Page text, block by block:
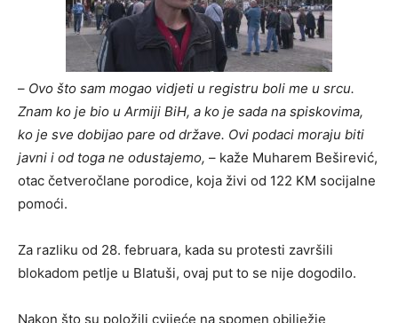
– Ovo što sam mogao vidjeti u registru boli me u srcu.
Znam ko je bio u Armiji BiH, a ko je sada na spiskovima,
ko je sve dobijao pare od države. Ovi podaci moraju biti
javni i od toga ne odustajemo, – kaže Muharem Beširević,
otac četveročlane porodice, koja živi od 122 KM socijalne
pomoći.
Za razliku od 28. februara, kada su protesti završili
blokadom petlje u Blatuši, ovaj put to se nije dogodilo.
Nakon što su položili cvijeće na spomen obilježje